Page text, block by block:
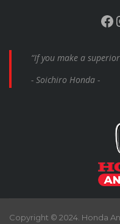
“If you make a
- Soichiro Honda -
Copyright © 2024. Honda